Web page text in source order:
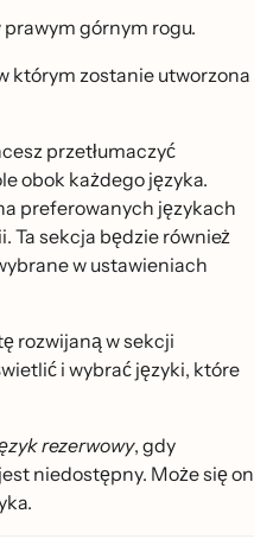
prawym górnym rogu.
którym zostanie utworzona
przetłumaczyć
obok każdego języka.
preferowanych językach
Ta sekcja będzie również
w ustawieniach
rozwijaną w sekcji
i wybrać języki, które
rezerwowy, gdy
niedostępny. Może się on